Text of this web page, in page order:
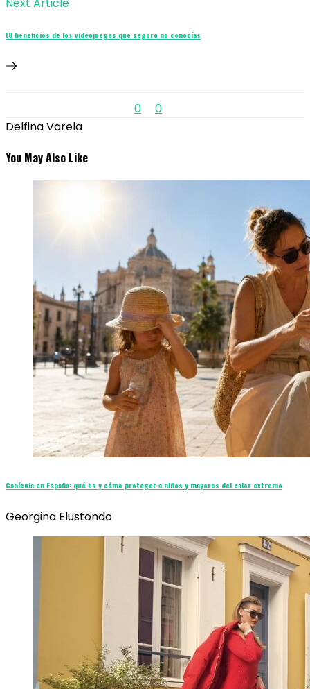
10 beneficios de los videojuegos que seguro no conocías
0
0
Delfina Varela
You May Also Like
Canícula en España: qué es y cómo proteger a niños y mayores del calor extremo
Georgina Elustondo